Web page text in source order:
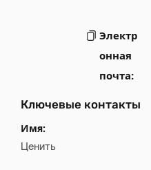
Электр
онная
почта:
Ключевые контакты
Имя:
Ценить